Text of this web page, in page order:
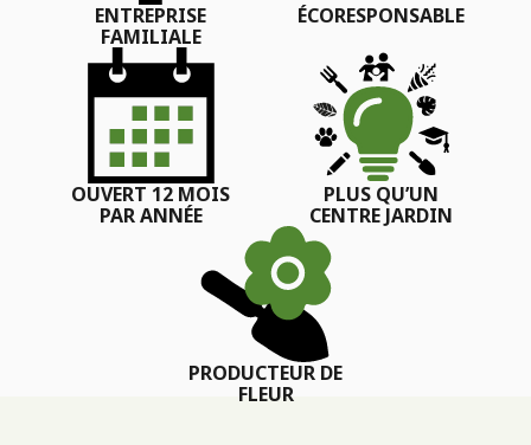
ENTREPRISE
FAMILIALE
ÉCORESPONSABLE
OUVERT 12 MOIS
PAR ANNÉE
PLUS QU’UN
CENTRE JARDIN
PRODUCTEUR DE
FLEUR